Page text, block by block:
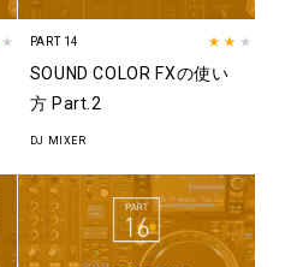
★ PART 14 ★★ ★
SOUND COLOR FXの使い
方 Part.2
DJ MIXER